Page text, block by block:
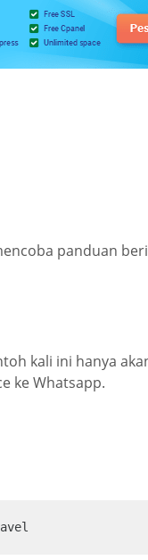
panduan
kali ini hanya
ke Whatsapp.